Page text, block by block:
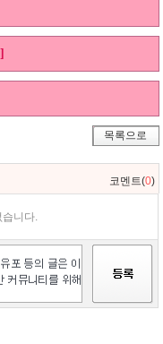
목록으로
코멘트(0)
니다.